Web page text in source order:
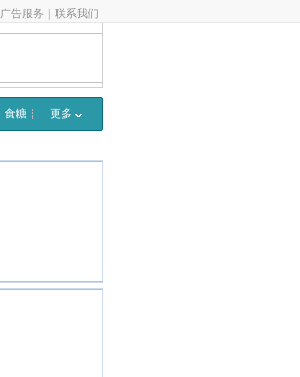
广告服务 联系我们
食糖 更多